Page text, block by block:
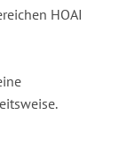
HOAI